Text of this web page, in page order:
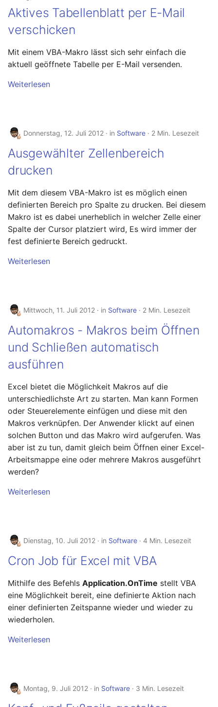
März 2021
Dezember 2020
November 2020
September 2020
August 2020
Mai 2020
April 2020
Februar 2020
Dezember 2019
August 2019
November 2018
Oktober 2018
September 2018
Februar 2018
Oktober 2016
September 2014
Oktober 2013
August 2013
Aktives Tabellenblatt per E-Mail
verschicken
Mit einem VBA-Makro lässt sich sehr einfach die
aktuell geöffnete Tabelle per E-Mail versenden.
Weiterlesen
Donnerstag, 12. Juli 2012 in Software 2 Min. Lesezeit
Ausgewählter Zellenbereich
drucken
Mit dem diesem VBA-Makro ist es möglich einen
definierten Bereich pro Spalte zu drucken. Bei diesem
Makro ist es dabei unerheblich in welcher Zelle einer
Spalte der Cursor platziert wird, Es wird immer der
fest definierte Bereich gedruckt.
Weiterlesen
Mittwoch, 11. Juli 2012 in Software 2 Min. Lesezeit
Automakros - Makros beim Öffnen
und Schließen automatisch
ausführen
Excel bietet die Möglichkeit Makros auf die
unterschiedlichste Art zu starten. Man kann Formen
oder Steuerelemente einfügen und diese mit den
Makros verknüpfen. Der Anwender klickt auf einen
solchen Button und das Makro wird aufgerufen. Was
aber ist zu tun, damit gleich beim Öffnen einer Excel-
Arbeitsmappe eine oder mehrere Makros ausgeführt
werden?
Weiterlesen
Dienstag, 10. Juli 2012 in Software 4 Min. Lesezeit
Cron Job für Excel mit VBA
Mithilfe des Befehls Application.OnTime stellt VBA
eine Möglichkeit bereit, eine definierte Aktion nach
einer definierten Zeitspanne wieder und wieder zu
wiederholen.
Weiterlesen
Montag, 9. Juli 2012 in Software 3 Min. Lesezeit